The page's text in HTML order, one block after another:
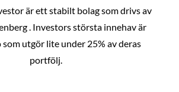
är ett stabilt bolag som drivs av
. Investors största innehav är
som utgör lite under 25% av deras
portfölj.